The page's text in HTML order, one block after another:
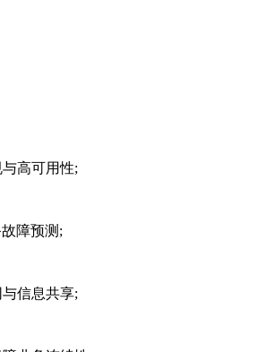
高可用性;
障预测;
信息共享;